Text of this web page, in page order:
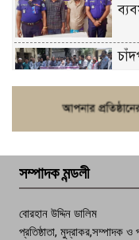
সম্পাদক মন্ডলী
বোরহান উদ্দিন ডালিম
প্রতিষ্ঠাতা, মুদ্রাকর,সম্পাদক